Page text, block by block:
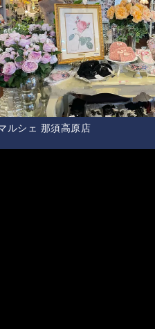
ルシェ 那須高原店